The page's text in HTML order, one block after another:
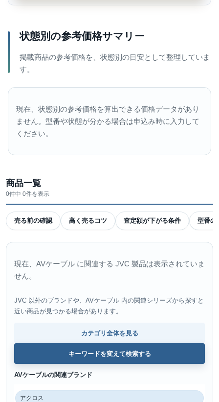
状態別の参考価格サマリー
掲載商品の参考価格を、状態別の目安として整理していま
す。
現在、状態別の参考価格を算出できる価格データがあり
ません。型番や状態が分かる場合は申込み時に入力して
ください。
商品一覧
0件中 0件を表示
売る前の確認 高く売るコツ 査定額が下がる条件 型番の
現在、AVケーブル に関連する JVC 製品は表示されていま
せん。
JVC 以外のブランドや、AVケーブル 内の関連シリーズから探すと
近い商品が見つかる場合があります。
カテゴリ全体を見る
キーワードを変えて検索する
AVケーブルの関連ブランド
アクロス